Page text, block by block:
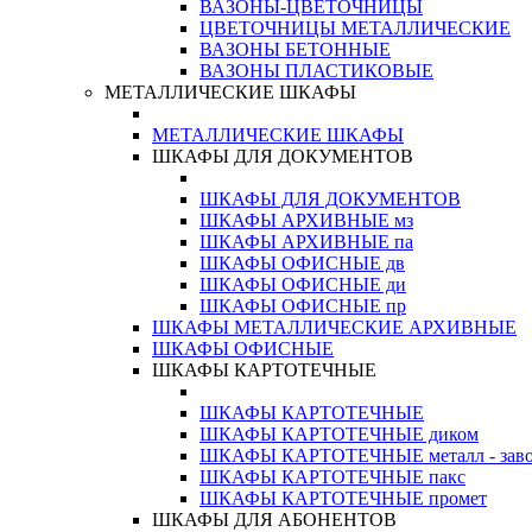
ВАЗОНЫ-ЦВЕТОЧНИЦЫ
ЦВЕТОЧНИЦЫ МЕТАЛЛИЧЕСКИЕ
ВАЗОНЫ БЕТОННЫЕ
ВАЗОНЫ ПЛАСТИКОВЫЕ
МЕТАЛЛИЧЕСКИЕ ШКАФЫ
МЕТАЛЛИЧЕСКИЕ ШКАФЫ
ШКАФЫ ДЛЯ ДОКУМЕНТОВ
ШКАФЫ ДЛЯ ДОКУМЕНТОВ
ШКАФЫ АРХИВНЫЕ мз
ШКАФЫ АРХИВНЫЕ па
ШКАФЫ ОФИСНЫЕ дв
ШКАФЫ ОФИСНЫЕ ди
ШКАФЫ ОФИСНЫЕ пр
ШКАФЫ МЕТАЛЛИЧЕСКИЕ АРХИВНЫЕ
ШКАФЫ ОФИСНЫЕ
ШКАФЫ КАРТОТЕЧНЫЕ
ШКАФЫ КАРТОТЕЧНЫЕ
ШКАФЫ КАРТОТЕЧНЫЕ диком
ШКАФЫ КАРТОТЕЧНЫЕ металл -
ШКАФЫ КАРТОТЕЧНЫЕ пакс
ШКАФЫ КАРТОТЕЧНЫЕ промет
ШКАФЫ ДЛЯ АБОНЕНТОВ